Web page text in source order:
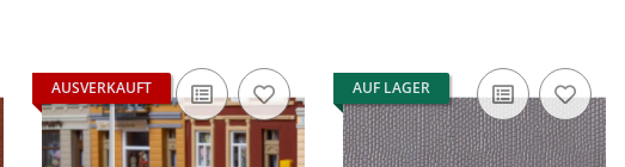
AUSVERKAUFT AUF LAGER